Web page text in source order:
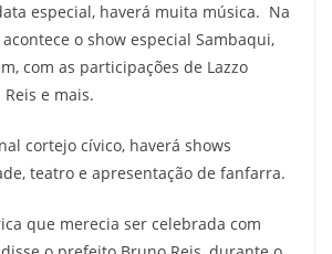
especial, haverá muita música. Na
o show especial Sambaqui,
com as participações de Lazzo
e mais.
cortejo cívico, haverá shows
teatro e apresentação de fanfarra.
que merecia ser celebrada com